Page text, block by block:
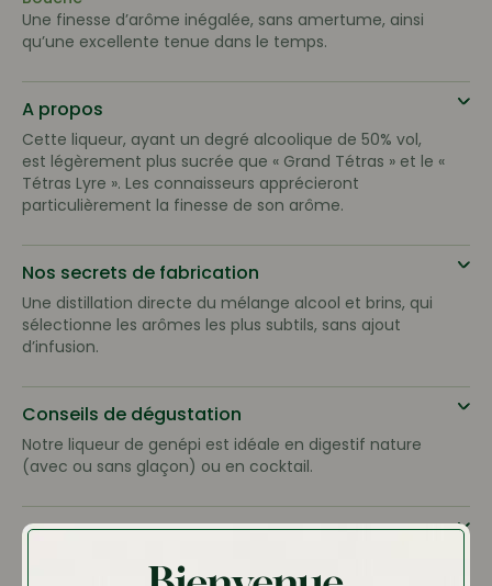
Une finesse d’arôme inégalée, sans amertume, ainsi
qu’une excellente tenue dans le temps.
A propos
Cette liqueur, ayant un degré alcoolique de 50% vol,
est légèrement plus sucrée que « Grand Tétras » et le «
Tétras Lyre ». Les connaisseurs apprécieront
particulièrement la finesse de son arôme.
Nos secrets de fabrication
Une distillation directe du mélange alcool et brins, qui
sélectionne les arômes les plus subtils, sans ajout
d’infusion.
Conseils de dégustation
Notre liqueur de genépi est idéale en digestif nature
(avec ou sans glaçon) ou en cocktail.
Conservation
A conserver dans un endroit sec et frais, si possible à